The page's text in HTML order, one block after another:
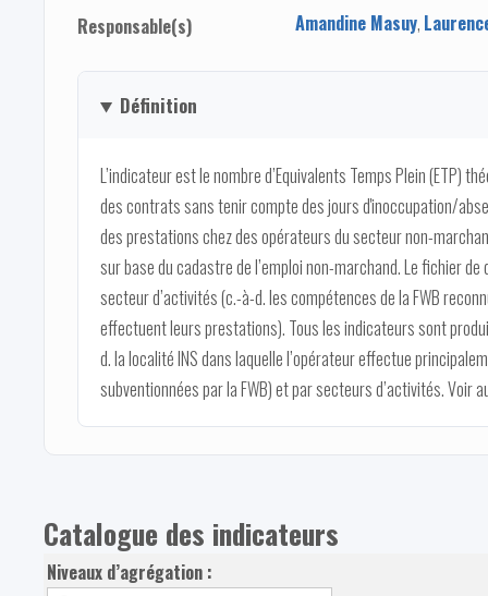
Responsable(s)
Amandine Masuy,
Définition
L’indicateur est le nombre d’Equivalents Temps Plein (ETP)
des contrats sans tenir compte des jours d'inoccupation/
des prestations chez des opérateurs du secteur non-
sur base du cadastre de l’emploi non-marchand. Le fichier de
secteur d’activités (c.-à-d. les compétences de la FWB
effectuent leurs prestations). Tous les indicateurs sont
d. la localité INS dans laquelle l’opérateur effectue
subventionnées par la FWB) et par secteurs d’activités. Voir
Catalogue des indicateurs
Niveaux d’agrégation :